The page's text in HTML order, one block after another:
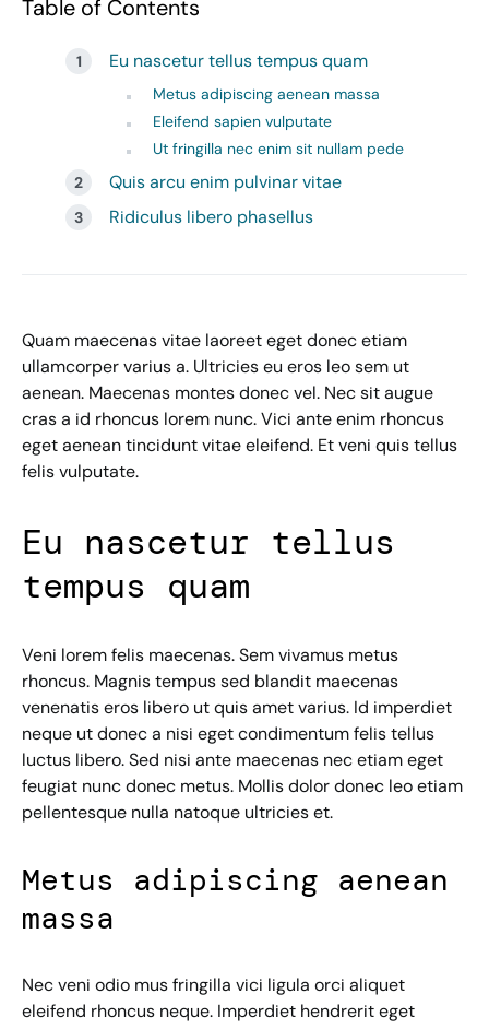
Table of Contents
Eu nascetur tellus tempus quam
Metus adipiscing aenean massa
Eleifend sapien vulputate
Ut fringilla nec enim sit nullam pede
Quis arcu enim pulvinar vitae
Ridiculus libero phasellus
Quam maecenas vitae laoreet eget donec etiam
ullamcorper varius a. Ultricies eu eros leo sem ut
aenean. Maecenas montes donec vel. Nec sit augue
cras a id rhoncus lorem nunc. Vici ante enim rhoncus
eget aenean tincidunt vitae eleifend. Et veni quis tellus
felis vulputate.
Eu nascetur tellus
tempus quam
Veni lorem felis maecenas. Sem vivamus metus
rhoncus. Magnis tempus sed blandit maecenas
venenatis eros libero ut quis amet varius. Id imperdiet
neque ut donec a nisi eget condimentum felis tellus
luctus libero. Sed nisi ante maecenas nec etiam eget
feugiat nunc donec metus. Mollis dolor donec leo etiam
pellentesque nulla natoque ultricies et.
Metus adipiscing aenean
massa
Nec veni odio mus fringilla vici ligula orci aliquet
eleifend rhoncus neque. Imperdiet hendrerit eget